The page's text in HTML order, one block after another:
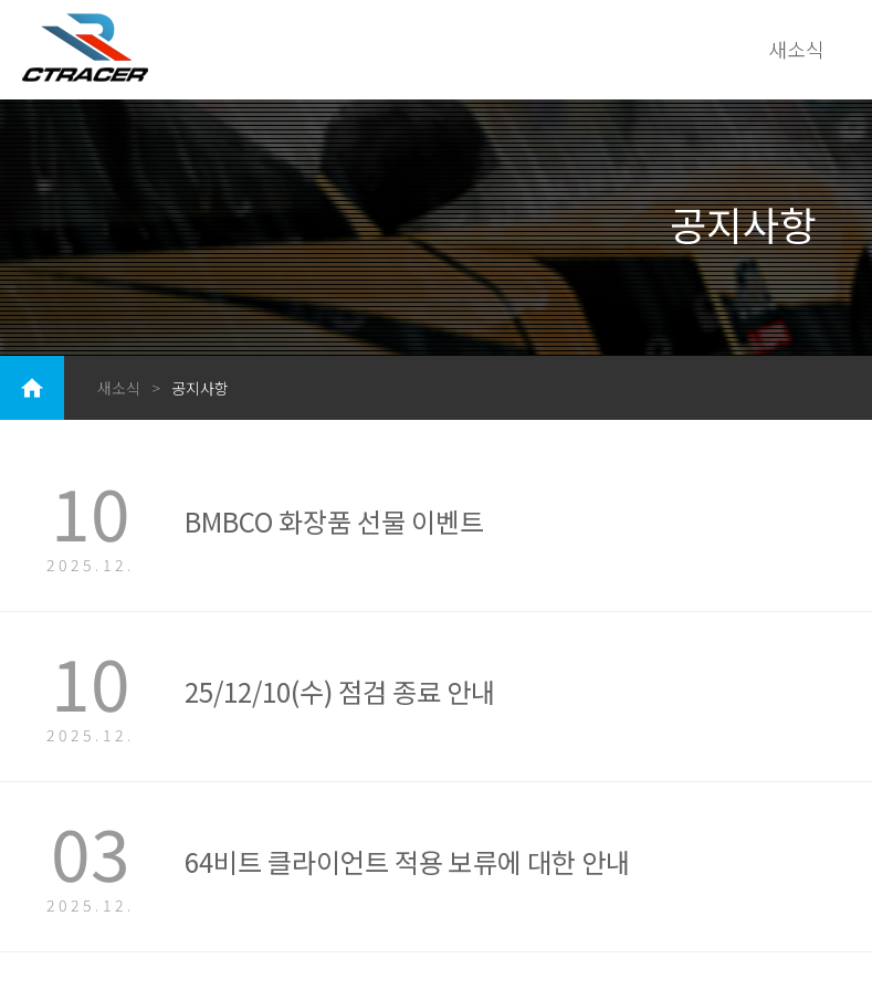
새소식
공지사항
새소식 > 공지사항
10
2025.12.
BMBCO 화장품 선물 이벤트
10
2025.12.
25/12/10(수) 점검 종료 안내
03
2025.12.
64비트 클라이언트 적용 보류에 대한 안내